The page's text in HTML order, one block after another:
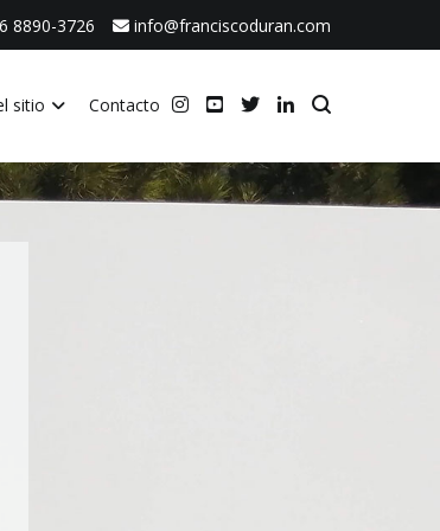
8890-3726 info@franciscoduran.com
sitio Contacto